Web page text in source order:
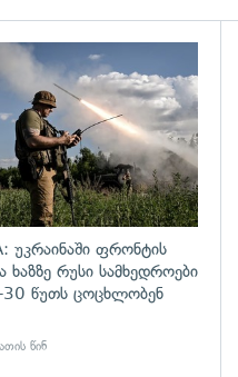
უკრაინაში ფრონტის
ხაზზე რუსი სამხედროები
წუთს ცოცხლობენ
წინ